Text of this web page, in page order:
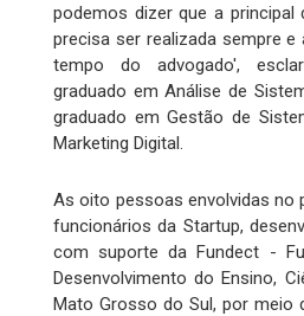
podemos dizer que a
precisa ser realizada sempre
tempo do advogado',
graduado em Análise de
graduado em Gestão de
Marketing Digital.
As oito pessoas envolvidas no
funcionários da Startup,
com suporte da Fundect -
Desenvolvimento do Ensino,
Mato Grosso do Sul, por meio